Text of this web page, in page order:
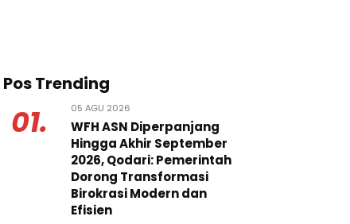
Pos Trending
01. 05 AGU 2026
WFH ASN Diperpanjang
Hingga Akhir September
2026, Qodari: Pemerintah
Dorong Transformasi
Birokrasi Modern dan
Efisien